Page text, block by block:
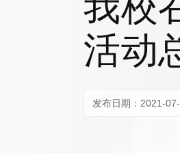
活动
发布日期：2021-